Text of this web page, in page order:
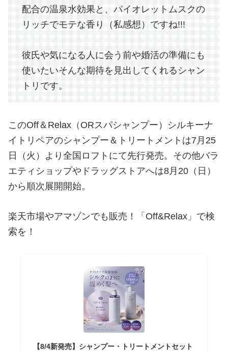
配合の温泉水効果と、バイオレットムスクの
リッチでモテな香り（私感想）ですね!!!
彼氏や気になる人に会う前や婚活の準備にも
使いたいそんな期待を見出してくれるシャン
トリです。
このOff＆Relax（ORスパシャンプー）シルキーナ
イトリペアのシャンプー＆トリートメントは7月25
日（火）より全国ロフトにて先行発売。その他バラ
エティショップやドラッグストアへは8月20（日）
から順次展開開始。
楽天市場やアマゾンでも販売！「Off&Relax」で検
索を！
【8/4新発売】シャンプー・トリートメントセット